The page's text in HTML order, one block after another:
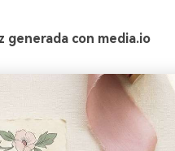
con media.io